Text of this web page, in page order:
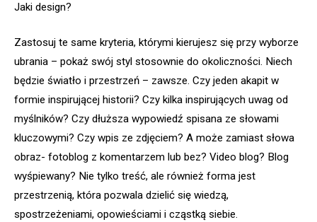
Jaki design?
Zastosuj te same kryteria, którymi kierujesz się przy wyborze
ubrania – pokaż swój styl stosownie do okoliczności. Niech
będzie światło i przestrzeń – zawsze. Czy jeden akapit w
formie inspirującej historii? Czy kilka inspirujących uwag od
myślników? Czy dłuższa wypowiedź spisana ze słowami
kluczowymi? Czy wpis ze zdjęciem? A może zamiast słowa
obraz- fotoblog z komentarzem lub bez? Video blog? Blog
wyśpiewany? Nie tylko treść, ale również forma jest
przestrzenią, która pozwala dzielić się wiedzą,
spostrzeżeniami, opowieściami i cząstką siebie.